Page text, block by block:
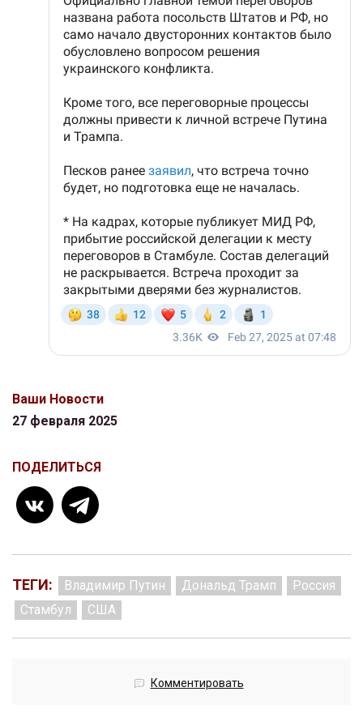
Ваши Новости
27 февраля 2025
ПОДЕЛИТЬСЯ
ТЕГИ: Владимир Путин Дональд Трамп
Россия
Стамбул
США
Комментировать